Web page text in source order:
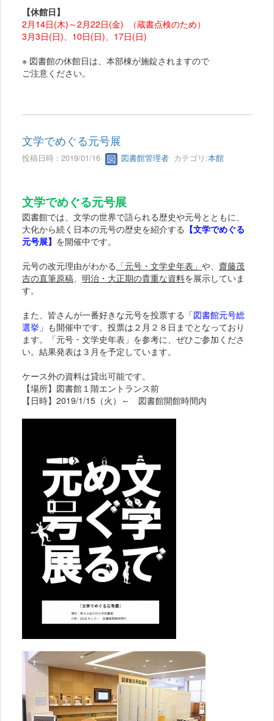
【休館日】
2月14日(木)～2月22日(金) （蔵書点検のため）
3月3日(日)、10日(日)、17日(日)
※ 図書館の休館日は、本部棟が施錠されますので
ご注意ください。
文学でめぐる元号展
投稿日時 : 2019/01/16 図書館管理者 カテゴリ:本館
文学でめぐる元号展
図書館では、文学の世界で語られる歴史や元号とともに、
大化から続く日本の元号の歴史を紹介する 【文学でめぐる
元号展】 を開催中です。
元号の改元理由がわかる 「元号・文学史年表」 や、 齋藤茂
吉の直筆原稿
明治・大正期の貴重な資料を展示していま
す。
また、皆さんが一番好きな元号を投票する 「図書館元号総
選挙」 も開催中です。投票は２月２８日までとなっており
ます。「元号・文学史年表」を参考に、ぜひご参加くださ
い。結果発表は３月を予定しています。
ケース外の資料は貸出可能です。
【場所】図書館１階エントランス前
【日時】2019/1/15（火）～ 図書館開館時間内